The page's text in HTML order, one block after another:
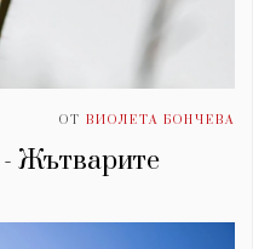
ОТ ВИОЛЕТА БОНЧЕВА
Жътварите